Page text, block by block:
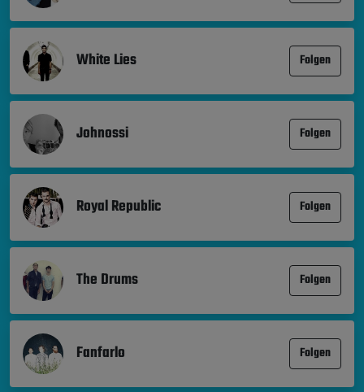
White Lies Folgen
Johnossi Folgen
Royal Republic Folgen
The Drums Folgen
Fanfarlo Folgen